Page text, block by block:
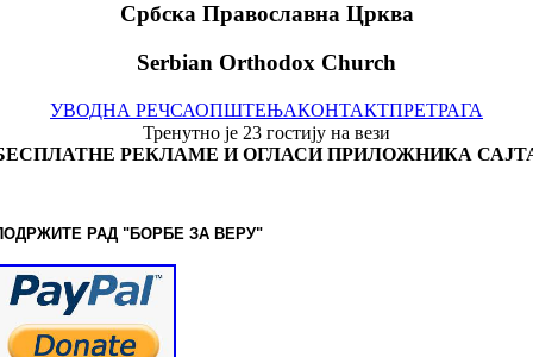
Србска Православна Црква
Serbian Orthodox Church
УВОДНА РЕЧСАОПШТЕЊАКОНТАКТПРЕТРАГА
Тренутно је 23 гостију на вези
РЕКЛАМЕ И ОГЛАСИ ПРИЛОЖНИКА
РАД "БОРБЕ ЗА ВЕРУ"